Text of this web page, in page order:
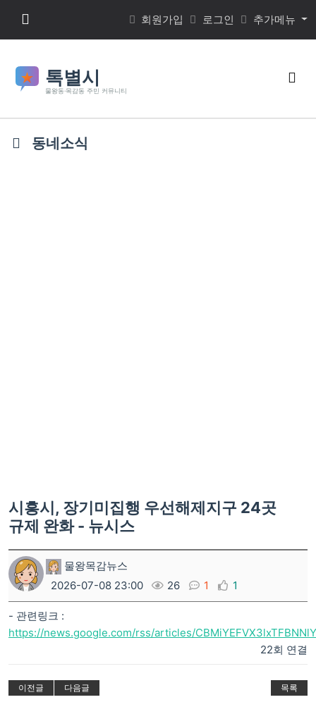
메뉴 버튼 회원가입 로그인 추가메뉴
검
동네소식
시흥시, 장기미집행 우선해제지구 24곳
규제 완화 - 뉴시스
물왕목감뉴스
2026-07-08 23:00
26 1 1
- 관련링크 :
https://news.google.com/rss/articles/
22회 연결
이전글 다음글 목록